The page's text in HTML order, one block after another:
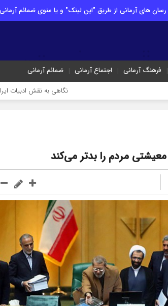
های آرمانی از طریق "این لینک" و یا منوی ضمائم آرمانی
فرهنگ آرمانی اجتماع آرمانی ضمائم آرمانی
نگاهی به نقش ادبیات ایران در هویت و